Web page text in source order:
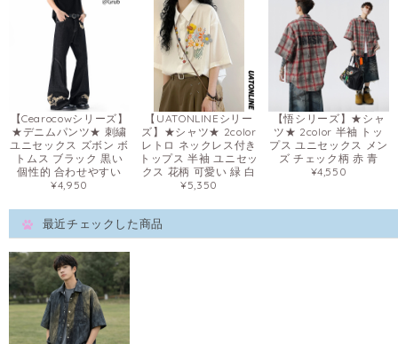
【Cearocowシリーズ】
★デニムパンツ★ 刺繍
ユニセックス ズボン ボ
トムス ブラック 黒い
個性的 合わせやすい
¥4,950
【UATONLINEシリー
ズ】★シャツ★ 2color
レトロ ネックレス付き
トップス 半袖 ユニセッ
クス 花柄 可愛い 緑 白
¥5,350
【悟シリーズ】★シャ
ツ★ 2color 半袖 トッ
プス ユニセックス メン
ズ チェック柄 赤 青
¥4,550
最近チェックした商品